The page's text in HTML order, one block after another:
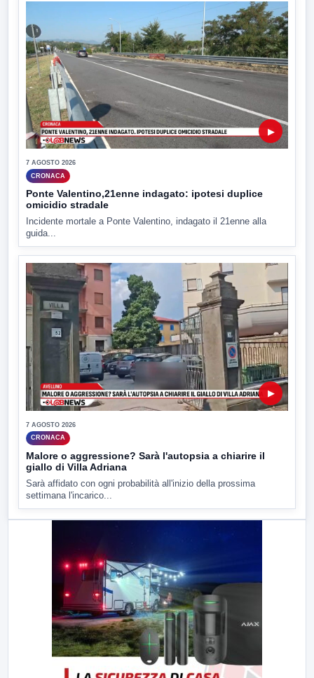
▶
7 AGOSTO 2026
CRONACA
Ponte Valentino,21enne indagato: ipotesi duplice
omicidio stradale
Incidente mortale a Ponte Valentino, indagato il 21enne alla
guida...
▶
7 AGOSTO 2026
CRONACA
Malore o aggressione? Sarà l'autopsia a chiarire il
giallo di Villa Adriana
Sarà affidato con ogni probabilità all'inizio della prossima
settimana l'incarico...